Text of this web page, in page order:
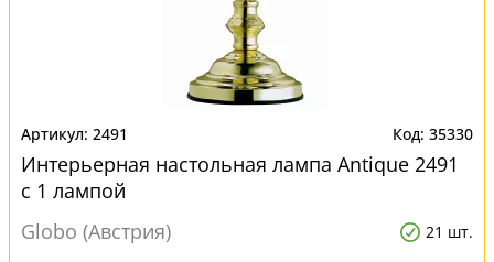
2491 35330
Интерьерная настольная лампа Antique 2491
с 1 лампой
Globo (Австрия)
21 шт.